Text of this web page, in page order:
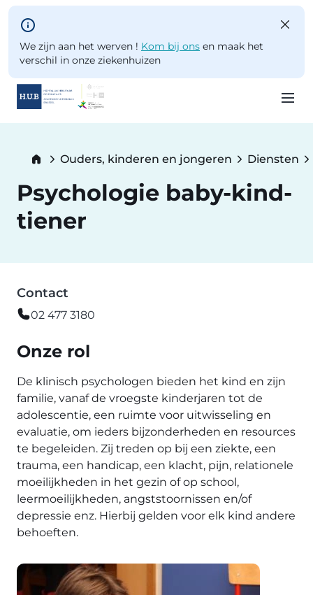
Skip to main content
We zijn aan het werven ! Kom bij ons en maak het
verschil in onze ziekenhuizen
content
Breadcrumb
Ouders, kinderen en jongeren Diensten
Psychologie baby-kind-
tiener
Contact
02 477 3180
Onze rol
De klinisch psychologen bieden het kind en zijn
familie, vanaf de vroegste kinderjaren tot de
adolescentie, een ruimte voor uitwisseling en
evaluatie, om ieders bijzonderheden en resources
te begeleiden. Zij treden op bij een ziekte, een
trauma, een handicap, een klacht, pijn, relationele
moeilijkheden in het gezin of op school,
leermoeilijkheden, angststoornissen en/of
depressie enz. Hierbij gelden voor elk kind andere
behoeften.